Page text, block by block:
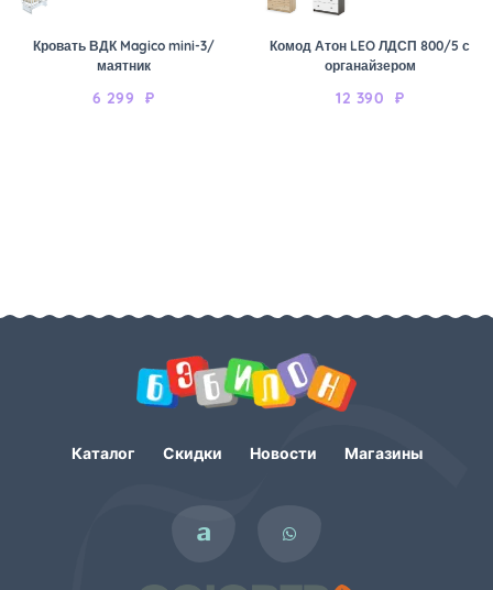
Кровать ВДК Magico mini-3/
маятник
6 299 ₽
Комод Атон LEO ЛДСП 800/5 с
органайзером
12 390 ₽
Каталог Скидки Новости Магазины